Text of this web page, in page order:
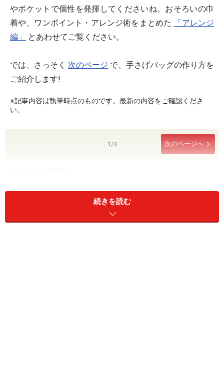
やポケットで個性を発揮してくださいね。おそろいの巾
着や、ワンポイント・アレンジ術をまとめた
「アレンジ
編」
とあわせてご覧ください。
では、さっそく 次のページ で、手さげバッグの作り方を
ご紹介します!
※記事内容は執筆時点のものです。最新の内容をご確認くださ
い。
1/3 次のページへ
続きを読む